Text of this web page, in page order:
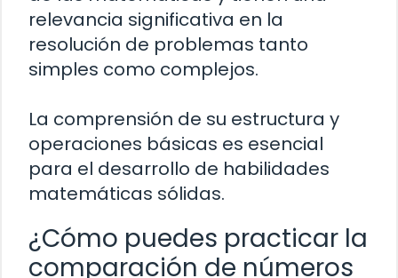
relevancia significativa en la
resolución de problemas tanto
simples como complejos.
La comprensión de su estructura y
operaciones básicas es esencial
para el desarrollo de habilidades
matemáticas sólidas.
¿Cómo puedes practicar la
comparación de números